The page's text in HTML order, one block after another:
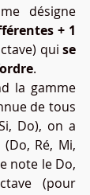
+ 1
qui se
.
la gamme
de tous
Do), on a
Ré, Mi,
note le Do,
(pour